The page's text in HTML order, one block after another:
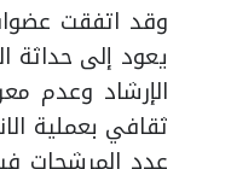
وقد اتفقت
يعود إلى حداثة
الإرشاد وعدم
ثقافي بعملية